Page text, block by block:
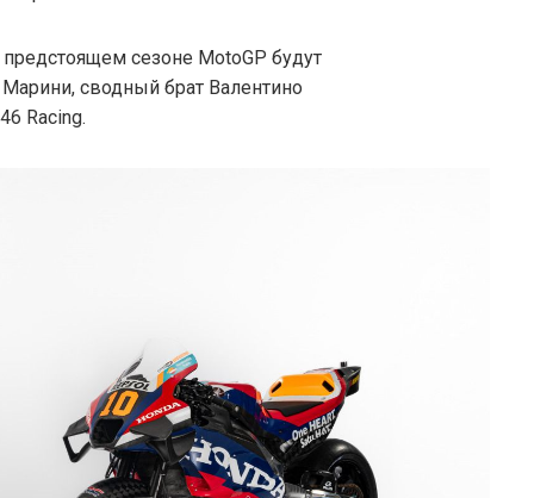
сезоне MotoGP будут
сводный брат Валентино
Racing.